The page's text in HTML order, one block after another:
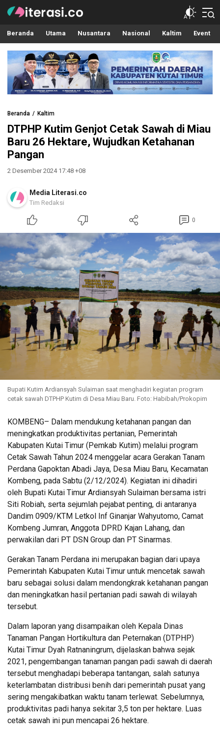
Literasi.co
Pilar Informasi
Beranda Utama Nusantara Nasional Kaltim Event
Beranda Kaltim
DTPHP Kutim Genjot Cetak Sawah di Miau
Baru 26 Hektare, Wujudkan Ketahanan
Pangan
2 Desember 2024 17:48 +08
Media Literasi.co
Tim Redaksi
0
Bupati Kutim Ardiansyah Sulaiman saat menghadiri kegiatan program
cetak sawah DTPHP Kutim di Desa Miau Baru. Foto: Habibah/Prokopim
KOMBENG– Dalam mendukung ketahanan pangan dan
meningkatkan produktivitas pertanian, Pemerintah
Kabupaten Kutai Timur (Pemkab Kutim) melalui program
Cetak Sawah Tahun 2024 menggelar acara Gerakan Tanam
Perdana Gapoktan Abadi Jaya, Desa Miau Baru, Kecamatan
Kombeng, pada Sabtu (2/12/2024). Kegiatan ini dihadiri
oleh Bupati Kutai Timur Ardiansyah Sulaiman bersama istri
Siti Robiah, serta sejumlah pejabat penting, di antaranya
Dandim 0909/KTM Letkol Inf Ginanjar Wahyutomo, Camat
Kombeng Jumran, Anggota DPRD Kajan Lahang, dan
perwakilan dari PT DSN Group dan PT Sinarmas.
Gerakan Tanam Perdana ini merupakan bagian dari upaya
Pemerintah Kabupaten Kutai Timur untuk mencetak sawah
baru sebagai solusi dalam mendongkrak ketahanan pangan
dan meningkatkan hasil pertanian padi sawah di wilayah
tersebut.
Dalam laporan yang disampaikan oleh Kepala Dinas
Tanaman Pangan Hortikultura dan Peternakan (DTPHP)
Kutai Timur Dyah Ratnaningrum, dijelaskan bahwa sejak
2021, pengembangan tanaman pangan padi sawah di daerah
tersebut menghadapi beberapa tantangan, salah satunya
keterlambatan distribusi benih dari pemerintah pusat yang
sering mengakibatkan waktu tanam terlewat. Sebelumnya,
produktivitas padi hanya sekitar 3,5 ton per hektare. Luas
cetak sawah ini pun mencapai 26 hektare.